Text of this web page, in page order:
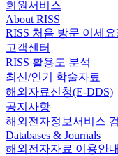
회원서비스
About RISS
RISS 처음 방문 이세요
고객센터
RISS 활용도 분석
최신/인기 학술자료
해외자료신청(E-DDS)
공지사항
해외전자정보서비스
Databases & Journals
해외전자자료 이용안내